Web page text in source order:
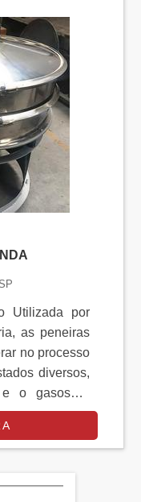
mais do que
p...
Utilizada por
as peneiras
no processo
diversos,
o gasoso.É
vibratória à
e
o mercado de
sobre a